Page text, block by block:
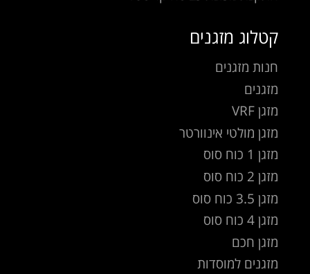
קטלוג מזגנים
חנות מזגנים
מזגנים
מזגן VRF
מזגן מולטי אינוורטר
מזגן 1 כוח סוס
מזגן 2 כוח סוס
מזגן 3.5 כוח סוס
מזגן 4 כוח סוס
מזגן חכם
מזגנים למוסדות